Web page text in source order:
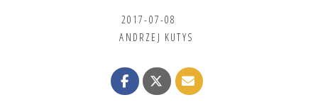
2017-07-08
ANDRZEJ KUTYS